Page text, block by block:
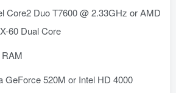
Core2 Duo T7600 @ 2.33GHz or AMD
60 Dual Core
GeForce 520M or Intel HD 4000